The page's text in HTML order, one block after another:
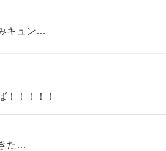
キュン…
！！！！！
た…